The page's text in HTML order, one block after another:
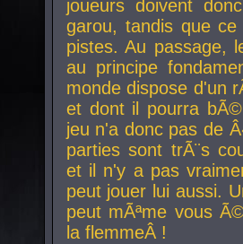
joueurs doivent
garou, tandis que
pistes. Au passage,
au principe
monde dispose d'un
et dont il pourra
jeu n'a donc pas de
parties sont trÃ¨s
et il n'y a pas
peut jouer lui aussi.
peut mÃªme vous
la flemmeÂ !